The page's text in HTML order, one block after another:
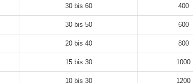
30 bis 60 400
30 bis 50 600
20 bis 40 800
15 bis 30 1000
10 bis 30 1200